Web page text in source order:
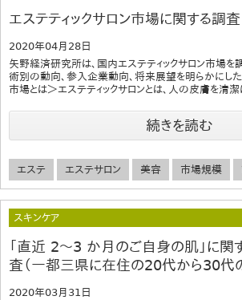
エステティックサロン市場に関する調査
2020年04月28日
矢野経済研究所は、国内エステティックサロン市場を
術別の動向、参入企業動向、将来展望を明らかにした
市場とは＞エステティックサロンとは、人の皮膚を清
続きを読む
エステ エステサロン 美容 市場規模
スキンケア
「直近 2～3 か月のご自身の肌」に関
査（一都三県に在住の20代から30代
2020年03月31日